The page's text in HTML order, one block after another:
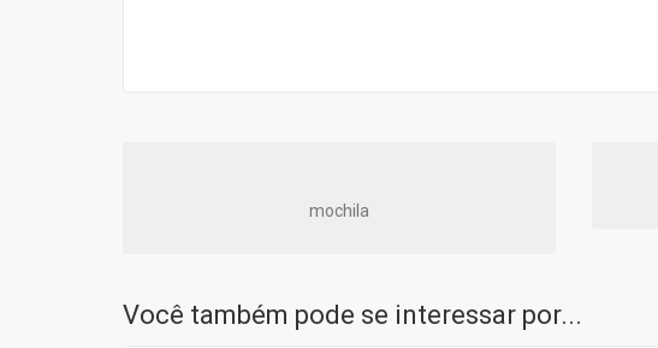
mochila
Você também pode se interessar por...